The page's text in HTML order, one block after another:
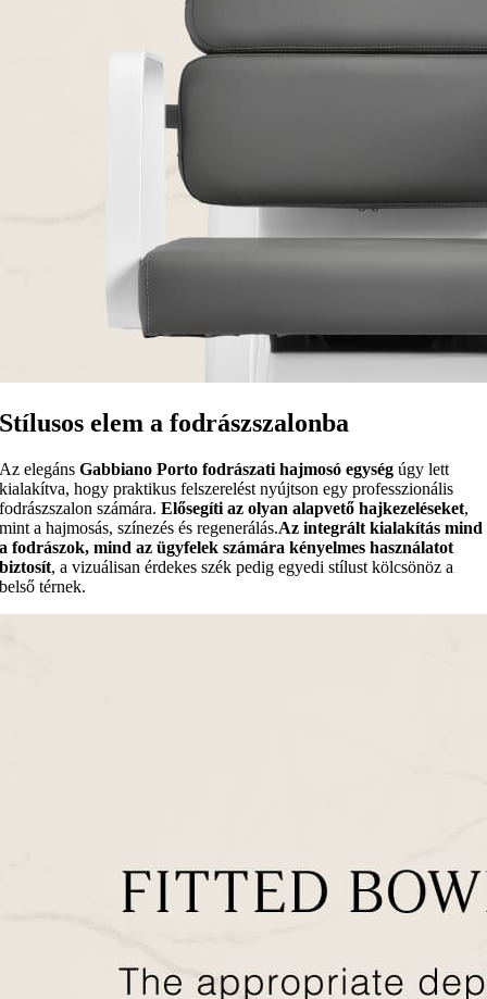
Stílusos elem a fodrászszalonba
Az elegánsGabbiano Porto fodrászati hajmosó egység úgy lett
kialakítva, hogy praktikus felszerelést nyújtson egy professzionális
fodrászszalon számára.Elősegíti az olyan alapvető hajkezeléseket,
mint a hajmosás, színezés és regenerálás.Az integrált kialakítás mind
a fodrászok, mind az ügyfelek számára kényelmes használatot
biztosít, a vizuálisan érdekes szék pedig egyedi stílust kölcsönöz a
belső térnek.